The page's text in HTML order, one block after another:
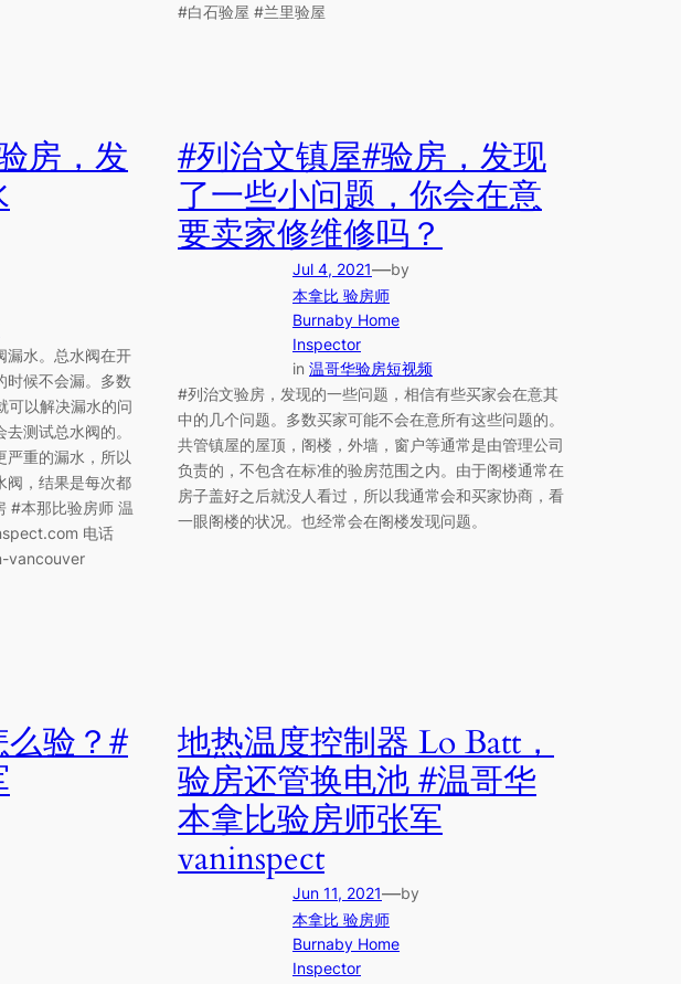
#白石验屋 #兰里验屋
房，发
漏水。总水阀在开
时候不会漏。多数
可以解决漏水的问
测试总水阀的。
严重的漏水，所以
阀，结果是每次都
#本那比验房师 温
电话
vancouver
#列治文镇屋#验房，发现
了一些小问题，你会在意
要卖家修维修吗？
Jul 4, 2021—by
本拿比 验房师
Burnaby Home
Inspector
in 温哥华验房短视频
#列治文验房，发现的一些问题，相信有些买家会在意其
中的几个问题。多数买家可能不会在意所有这些问题的。
共管镇屋的屋顶，阁楼，外墙，窗户等通常是由管理公司
负责的，不包含在标准的验房范围之内。由于阁楼通常在
房子盖好之后就没人看过，所以我通常会和买家协商，看
一眼阁楼的状况。也经常会在阁楼发现问题。
验？#
地热温度控制器 Lo Batt，
验房还管换电池 #温哥华
本拿比验房师张军
vaninspect
Jun 11, 2021—by
本拿比 验房师
Burnaby Home
Inspector